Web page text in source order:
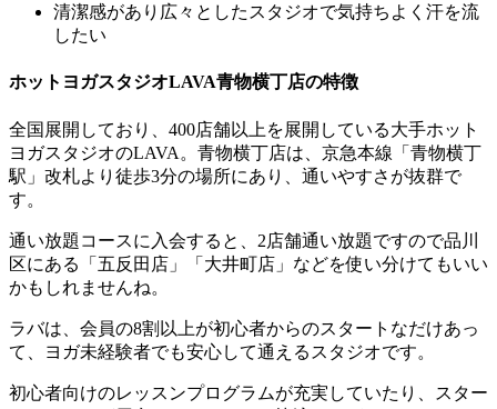
清潔感があり広々としたスタジオで気持ちよく汗を流
したい
ホットヨガスタジオLAVA青物横丁店の特徴
全国展開しており、400店舗以上を展開している大手ホット
ヨガスタジオのLAVA。青物横丁店は、京急本線「青物横丁
駅」改札より徒歩3分の場所にあり、通いやすさが抜群で
す。
通い放題コースに入会すると、2店舗通い放題ですので品川
区にある「五反田店」「大井町店」などを使い分けてもいい
かもしれませんね。
ラバは、会員の8割以上が初心者からのスタートなだけあっ
て、ヨガ未経験者でも安心して通えるスタジオです。
初心者向けのレッスンプログラムが充実していたり、スター